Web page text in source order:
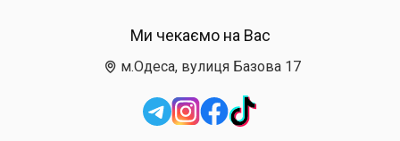
Ми чекаємо на Вас
м.Одеса, вулиця Базова 17